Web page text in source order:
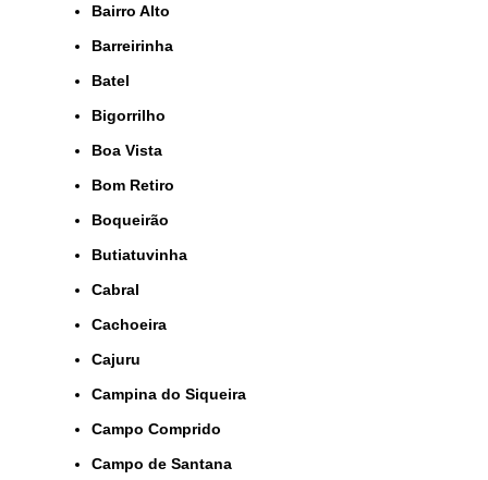
Bairro Alto
Barreirinha
Batel
Bigorrilho
Boa Vista
Bom Retiro
Boqueirão
Butiatuvinha
Cabral
Cachoeira
Cajuru
Campina do Siqueira
Campo Comprido
Campo de Santana